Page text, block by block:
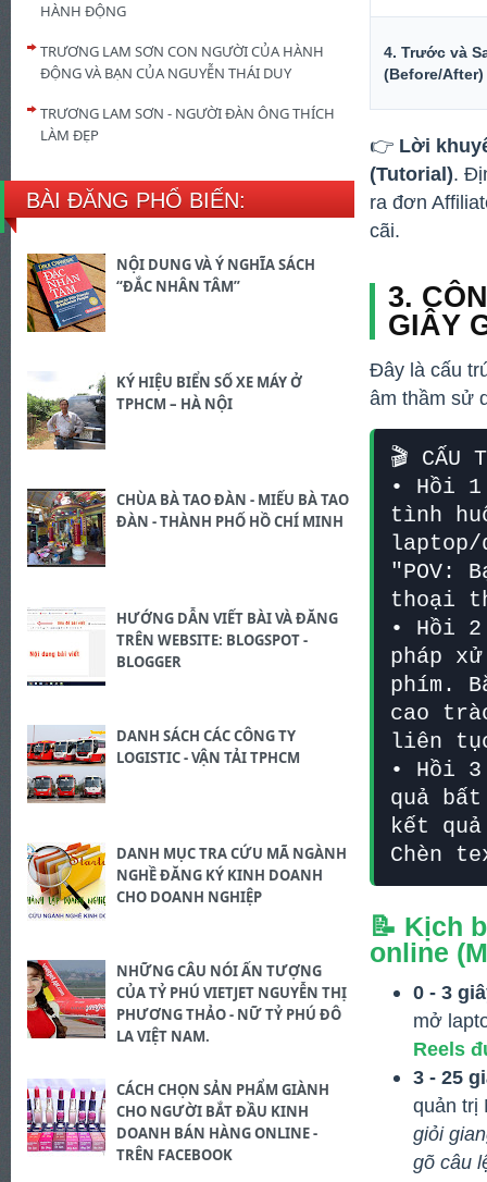
HÀNH ĐỘNG
TRƯƠNG LAM SƠN CON NGƯỜI CỦA HÀNH
ĐỘNG VÀ BẠN CỦA NGUYỄN THÁI DUY
TRƯƠNG LAM SƠN - NGƯỜI ĐÀN ÔNG THÍCH
LÀM ĐẸP
BÀI ĐĂNG PHỔ BIẾN:
NỘI DUNG VÀ Ý NGHĨA SÁCH
“ĐẮC NHÂN TÂM”
KÝ HIỆU BIỂN SỐ XE MÁY Ở
TPHCM – HÀ NỘI
CHÙA BÀ TAO ĐÀN - MIẾU BÀ TAO
ĐÀN - THÀNH PHỐ HỒ CHÍ MINH
HƯỚNG DẪN VIẾT BÀI VÀ ĐĂNG
TRÊN WEBSITE: BLOGSPOT -
BLOGGER
DANH SÁCH CÁC CÔNG TY
LOGISTIC - VẬN TẢI TPHCM
DANH MỤC TRA CỨU MÃ NGÀNH
NGHỀ ĐĂNG KÝ KINH DOANH
CHO DOANH NGHIỆP
NHỮNG CÂU NÓI ẤN TƯỢNG
CỦA TỶ PHÚ VIETJET NGUYỄN THỊ
PHƯƠNG THẢO - NỮ TỶ PHÚ ĐÔ
LA VIỆT NAM.
CÁCH CHỌN SẢN PHẨM GIÀNH
CHO NGƯỜI BẮT ĐẦU KINH
DOANH BÁN HÀNG ONLINE -
TRÊN FACEBOOK
4. Trước và
(Before/After)
👉 Lời
(Tutorial).
ra đơn
cãi.
3.
GIÂY
Đây là cấu
âm thầm sử
🎬 CẤU
• Hồi
tình
"POV:
thoại
• Hồi
pháp
phím.
cao
liên
• Hồi
quả
kết
Chèn
📝 Kịch
online
0 - 3
mở
Reels
3 - 25
quản trị
giỏi
gõ câu